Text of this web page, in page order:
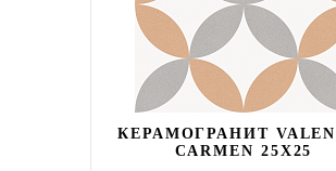
КЕРАМОГРАНИТ
CARMEN 25Х25